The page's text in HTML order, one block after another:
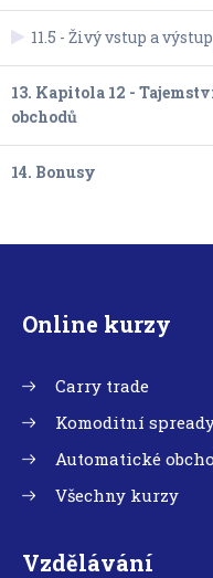
11.5 - Živý vstup a výstup
13. Kapitola 12 -
obchodů
14. Bonusy
Online kurzy
Carry trade
Komoditní
Automatické
Všechny kurzy
Vzdělávání